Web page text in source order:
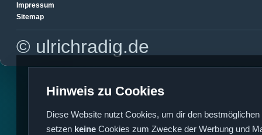
Impressum
Sitemap
© ulrichradig.de
Hinweis zu Cookies
Diese Website nutzt Cookies, um dir den
setzen keine Cookies zum Zwecke der Werbung und